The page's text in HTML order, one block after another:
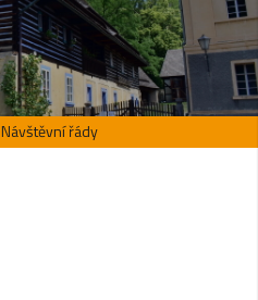
Návštěvní řády